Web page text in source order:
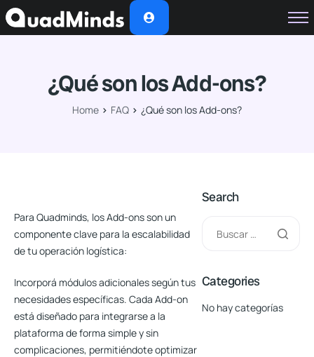
Soluciones
Casos de Éxito
¿Qué son los Add-ons?
Home FAQ ¿Qué son los Add-ons?
Para Quadminds, losAdd-onsson un
componente clave para la escalabilidad
de tu operación logística:
Incorporá módulos adicionales según tus
necesidades específicas. Cada Add-on
está diseñado para integrarse a la
plataforma de forma simple y sin
complicaciones, permitiéndote optimizar
Search
Categories
No hay categorías